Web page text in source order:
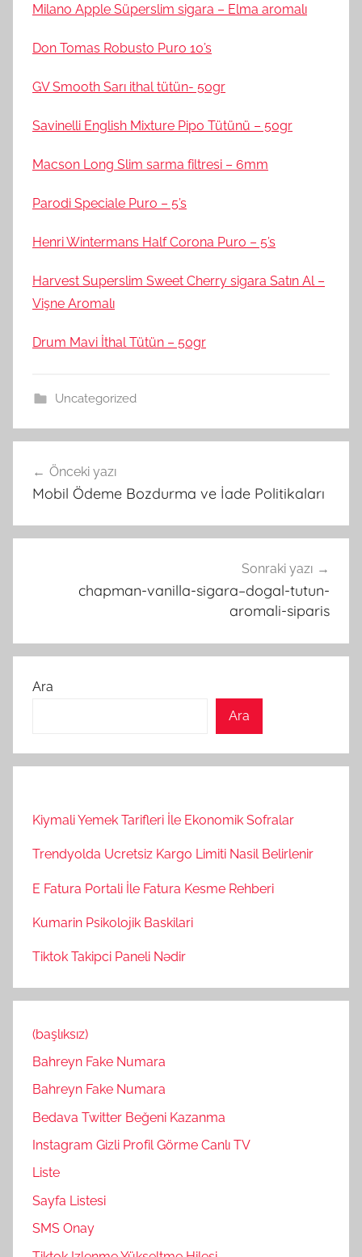
Milano Apple Süperslim sigara – Elma aromalı
Don Tomas Robusto Puro 10’s
GV Smooth Sarı ithal tütün- 50gr
Savinelli English Mixture Pipo Tütünü – 50gr
Macson Long Slim sarma filtresi – 6mm
Parodi Speciale Puro – 5’s
Henri Wintermans Half Corona Puro – 5’s
Harvest Superslim Sweet Cherry sigara Satın Al –
Vişne Aromalı
Drum Mavi İthal Tütün – 50gr
Uncategorized
gezinmesi
Önceki yazı
Mobil Ödeme Bozdurma ve İade Politikaları
Sonraki yazı
chapman-vanilla-sigara–dogal-tutun-
aromali-siparis
Ara
Ara
Kiymali Yemek Tarifleri İle Ekonomik Sofralar
Trendyolda Ucretsiz Kargo Limiti Nasil Belirlenir
E Fatura Portali İle Fatura Kesme Rehberi
Kumarin Psikolojik Baskilari
Tiktok Takipci Paneli Nədir
(başlıksız)
Bahreyn Fake Numara
Bahreyn Fake Numara
Bedava Twitter Beğeni Kazanma
Instagram Gizli Profil Görme Canlı TV
Liste
Sayfa Listesi
SMS Onay